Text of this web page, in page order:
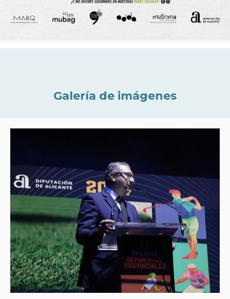
Galería de imágenes